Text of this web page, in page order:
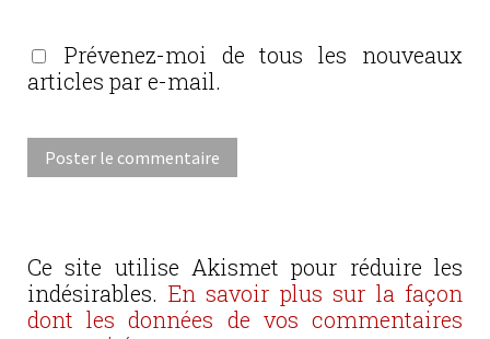
Prévenez-moi de tous les nouveaux
articles par e-mail.
Ce site utilise Akismet pour réduire les
indésirables. En savoir plus sur la façon
dont les données de vos commentaires